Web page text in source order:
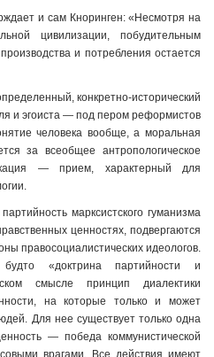
и сам Кноринген: «Несмотря на
цивилизации, побудительным
и потребления остается
конкретно-исторический
и эгоиста — под пером реформистов
человека вообще, а моральная
за всеобщее антропологическое
— прием, характерный для
марксистского гуманизма
ценностях, подвергаются
правосоциалистических идеологов.
«доктрина партийности и
смысле принцип диалектики
на которые только и может
Для нее существует только одна
— победа коммунистической
врагами. Все действия имеют